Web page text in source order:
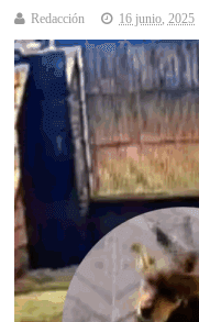
Redacción 16 junio, 2025